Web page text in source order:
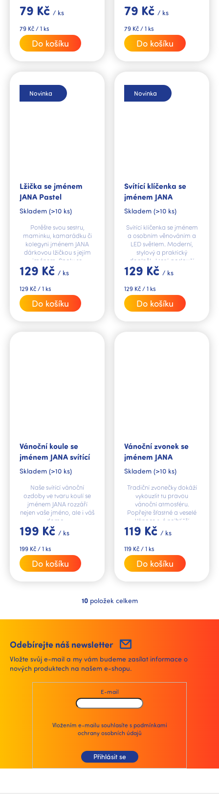
79 Kč / ks
Měrná
cena:
79 Kč / 1 ks
Do košíku
kolegyni.
79 Kč / ks
Měrná
cena:
79 Kč / 1 ks
Do košíku
jmenným hrnkem ze stejné
kolekce tvoří dokonalý
dárkový set.
Novinka
Lžička se jménem
JANA Pastel
Skladem (>10 ks)
129 Kč / ks
Měrná
cena:
129 Kč / 1 ks
Do košíku
Potěšte svou sestru,
maminku, kamarádku či
kolegyni jménem JANA
dárkovou lžičkou s jejím
jménem. Spolu se
jmenným hrnkem ze stejné
kolekce tvoří dokonalý
dárkový set.
Novinka
Svítící klíčenka se
jménem JANA
Skladem (>10 ks)
129 Kč / ks
Měrná
cena:
129 Kč / 1 ks
Do košíku
Svítící klíčenka se jménem
a osobním věnováním a
LED světlem. Moderní,
stylový a praktický
doplněk, který poslouží
jako perfektní osobní
dárek. Má trendy
mramorový design a...
Vánoční koule se
jménem JANA svítící
Skladem (>10 ks)
199 Kč / ks
Měrná
cena:
199 Kč / 1 ks
Do košíku
Naše svítící vánoční
ozdoby ve tvaru koulí se
jménem JANA rozzáří
nejen vaše jméno, ale i váš
domov.
Vánoční zvonek se
jménem JANA
Skladem (>10 ks)
119 Kč / ks
Měrná
cena:
119 Kč / 1 ks
Do košíku
Tradiční zvonečky dokáží
vykouzlit tu pravou
vánoční atmosféru.
Popřejte šťastné a veselé
Vánoce své nejbližší
jménem JANA.
O
l
d
a
c
í
r
v
k
v
ý
i
s
u
10položek celkem
Odebírejte náš newsletter
Vložte svůj e-mail a my vám budeme zasílat informace o
nových produktech na našem e-shopu.
E-mail
Vložením e-mailu souhlasíte spodmínkami
ochrany osobních údajů
Přihlásit se
Z